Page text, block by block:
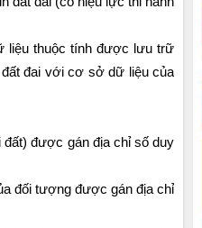
liệu thuộc tính được lưu trữ
đai với cơ sở dữ liệu của
được gán địa chỉ số duy
đối tượng được gán địa chỉ